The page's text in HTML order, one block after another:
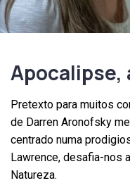
Apocalipse,
Pretexto para muitos
de Darren Aronofsky
centrado numa
Lawrence, desafia-nos
Natureza.